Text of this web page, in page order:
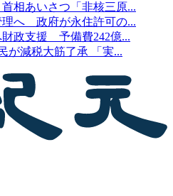
相あいさつ「非核三原...
理へ 政府が永住許可の...
政支援 予備費242億...
が減税大筋了承 「実...